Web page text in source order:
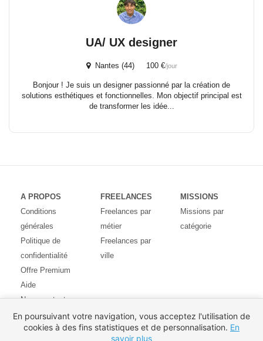
UA/ UX designer
Nantes (44) 100 €/jour
Bonjour ! Je suis un designer passionné par la création de
solutions esthétiques et fonctionnelles. Mon objectif principal est
de transformer les idée...
A PROPOS
Conditions
générales
Politique de
confidentialité
Offre Premium
Aide
Nous contacter
Avis des
utilisateurs
FREELANCES
Freelances par
métier
Freelances par
ville
MISSIONS
Missions par
catégorie
En poursuivant votre navigation, vous acceptez l'utilisation de
cookies à des fins statistiques et de personnalisation. En
savoir plus